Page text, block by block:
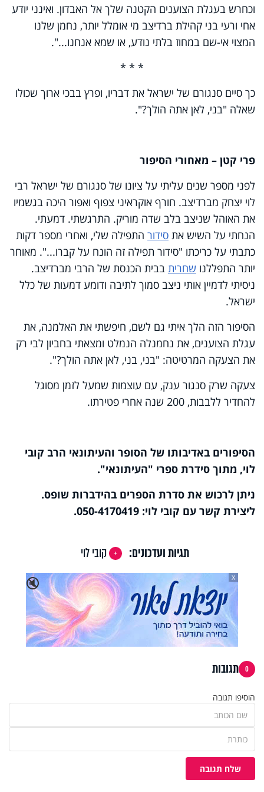
וכחרש בעגלת הצוענים הקטנה שלך אל האבדון. ואינני יודע
אחי ורעי בני קהילת ברדיצב מי אומלל יותר, נחמן שלנו
המצוי אי-שם במחוז בלתי נודע, או שמא אנחנו...".
*
*
*
כך סיים סנגורם של ישראל את דבריו, ופרץ בבכי ארוך שכולו
שאלה "בני, לאן אתה הולך?".
פרי קטן – מאחורי הסיפור
לפני מספר שנים עליתי על ציונו של סנגורם של ישראל רבי
לוי יצחק מברדיצב. חורף אוקראיני צפוף ואפור היכה בגשמיו
את האוהל שניצב בלב שדה מוריק. התרגשתי. דמעתי.
הנחתי על השיש את סידור התפילה שלי, ואחרי מספר דקות
כתבתי על כריכתו "סידור תפילה זה הונח על קברו...". מאוחר
יותר התפללנו שחרית בבית הכנסת של הרבי מברדיצב.
ניסיתי לדמיין אותי ניצב סמוך לתיבה ודומע דמעות של כלל
ישראל.
הסיפור הזה הלך איתי גם לשם, חיפשתי את האלמנה, את
עגלת הצוענים, את נחמנלה הנמלט ומצאתי בחביון לבי רק
את הצעקה המרטיטה: "בני, בני, לאן אתה הולך?".
צעקה שרק סנגור ענק, עם עוצמות שמעל לזמן מסוגל
להחדיר ללבבות, 200 שנה אחרי פטירתו.
הסיפורים באדיבותו של הסופר והעיתונאי הרב קובי
לוי, מתוך סידרת ספרי "העיתונאי".
ניתן לרכוש את סדרת הספרים בהידברות שופס.
ליצירת קשר עם קובי לוי: 050-4170419.
תגיות ועדכונים:
קובי לוי
🔇
X
0 תגובות
הוסיפו תגובה
שלח תגובה